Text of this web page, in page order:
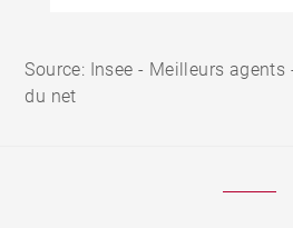
Source: Insee - Meilleurs agents
du net